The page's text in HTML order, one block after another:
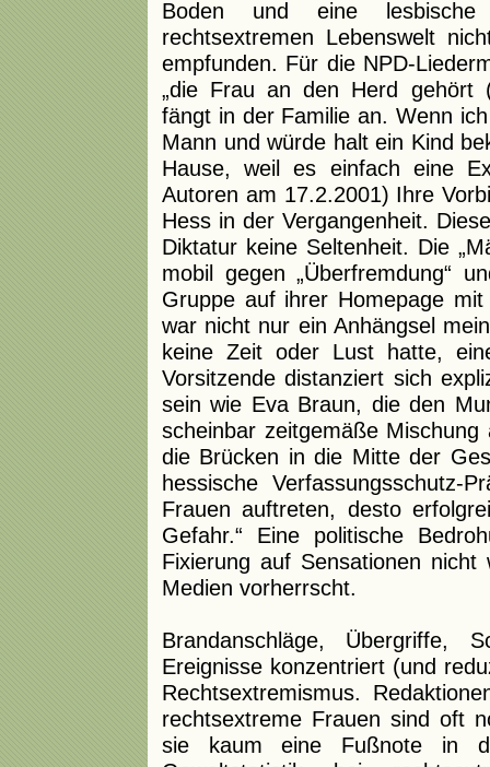
Boden und eine lesbische
rechtsextremen Lebenswelt
empfunden. Für die NPD-
„die Frau an den Herd gehört
fängt in der Familie an. Wenn
Mann und würde halt ein Kind
Hause, weil es einfach eine
Autoren am 17.2.2001) Ihre
Hess in der Vergangenheit.
Diktatur keine Seltenheit. Die
mobil gegen „Überfremdung“
Gruppe auf ihrer Homepage mit
war nicht nur ein Anhängsel
keine Zeit oder Lust hatte,
Vorsitzende distanziert sich
sein wie Eva Braun, die den
scheinbar zeitgemäße
die Brücken in die Mitte der
hessische Verfassungsschutz-
Frauen auftreten, desto
Gefahr.“ Eine politische
Fixierung auf Sensationen
Medien vorherrscht.
Brandanschläge, Übergriffe,
Ereignisse konzentriert (und
Rechtsextremismus.
rechtsextreme Frauen sind oft
sie kaum eine Fußnote in